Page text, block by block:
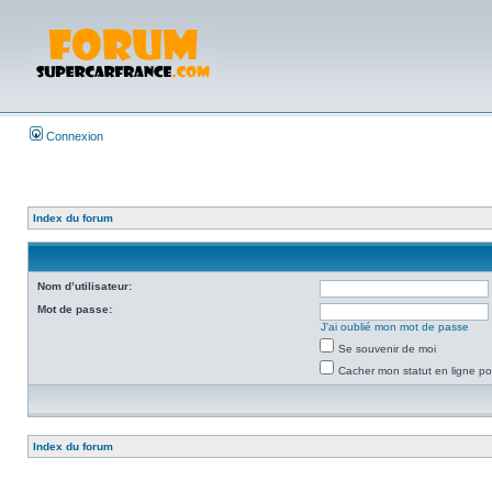
Connexion
Index du forum
Nom d’utilisateur:
Mot de passe:
J’ai oublié mon mot de passe
Se souvenir de moi
Cacher mon statut en ligne
Index du forum